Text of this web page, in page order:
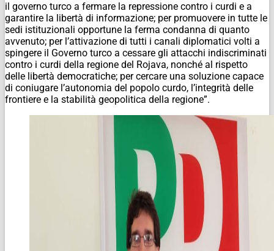
il governo turco a fermare la repressione contro i curdi e a
garantire la libertà di informazione; per promuovere in tutte le
sedi istituzionali opportune la ferma condanna di quanto
avvenuto; per l’attivazione di tutti i canali diplomatici volti a
spingere il Governo turco a cessare gli attacchi indiscriminati
contro i curdi della regione del Rojava, nonché al rispetto
delle libertà democratiche; per cercare una soluzione capace
di coniugare l’autonomia del popolo curdo, l’integrità delle
frontiere e la stabilità geopolitica della regione”.